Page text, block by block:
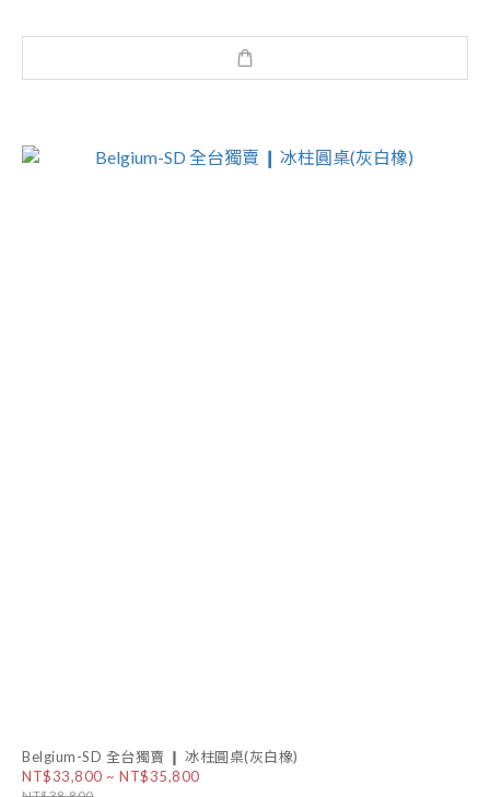
Belgium-SD 全台獨賣 ❙ 冰柱圓桌(灰白橡)
NT$33,800 ~ NT$35,800